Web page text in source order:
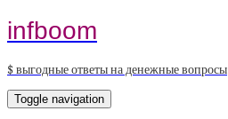
infboom
$ выгодные ответы на денежные вопросы
Toggle navigation